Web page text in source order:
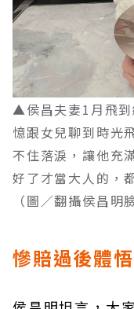
▲侯昌夫妻1月飛到
憶跟女兒聊到時光
不住落淚，讓他充
好了才當大人的，
（圖／翻攝侯昌明
慘賠過後體